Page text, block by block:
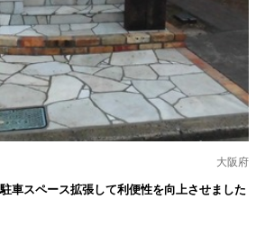
大阪府
スペース拡張して利便性を向上させました